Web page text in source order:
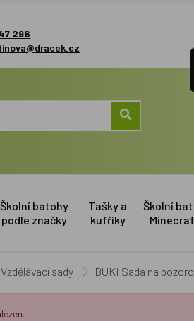
296
Školní batohy
podle značky
Tašky a
kufříky
Školní
Vzdělávací sady BUKI Sada na